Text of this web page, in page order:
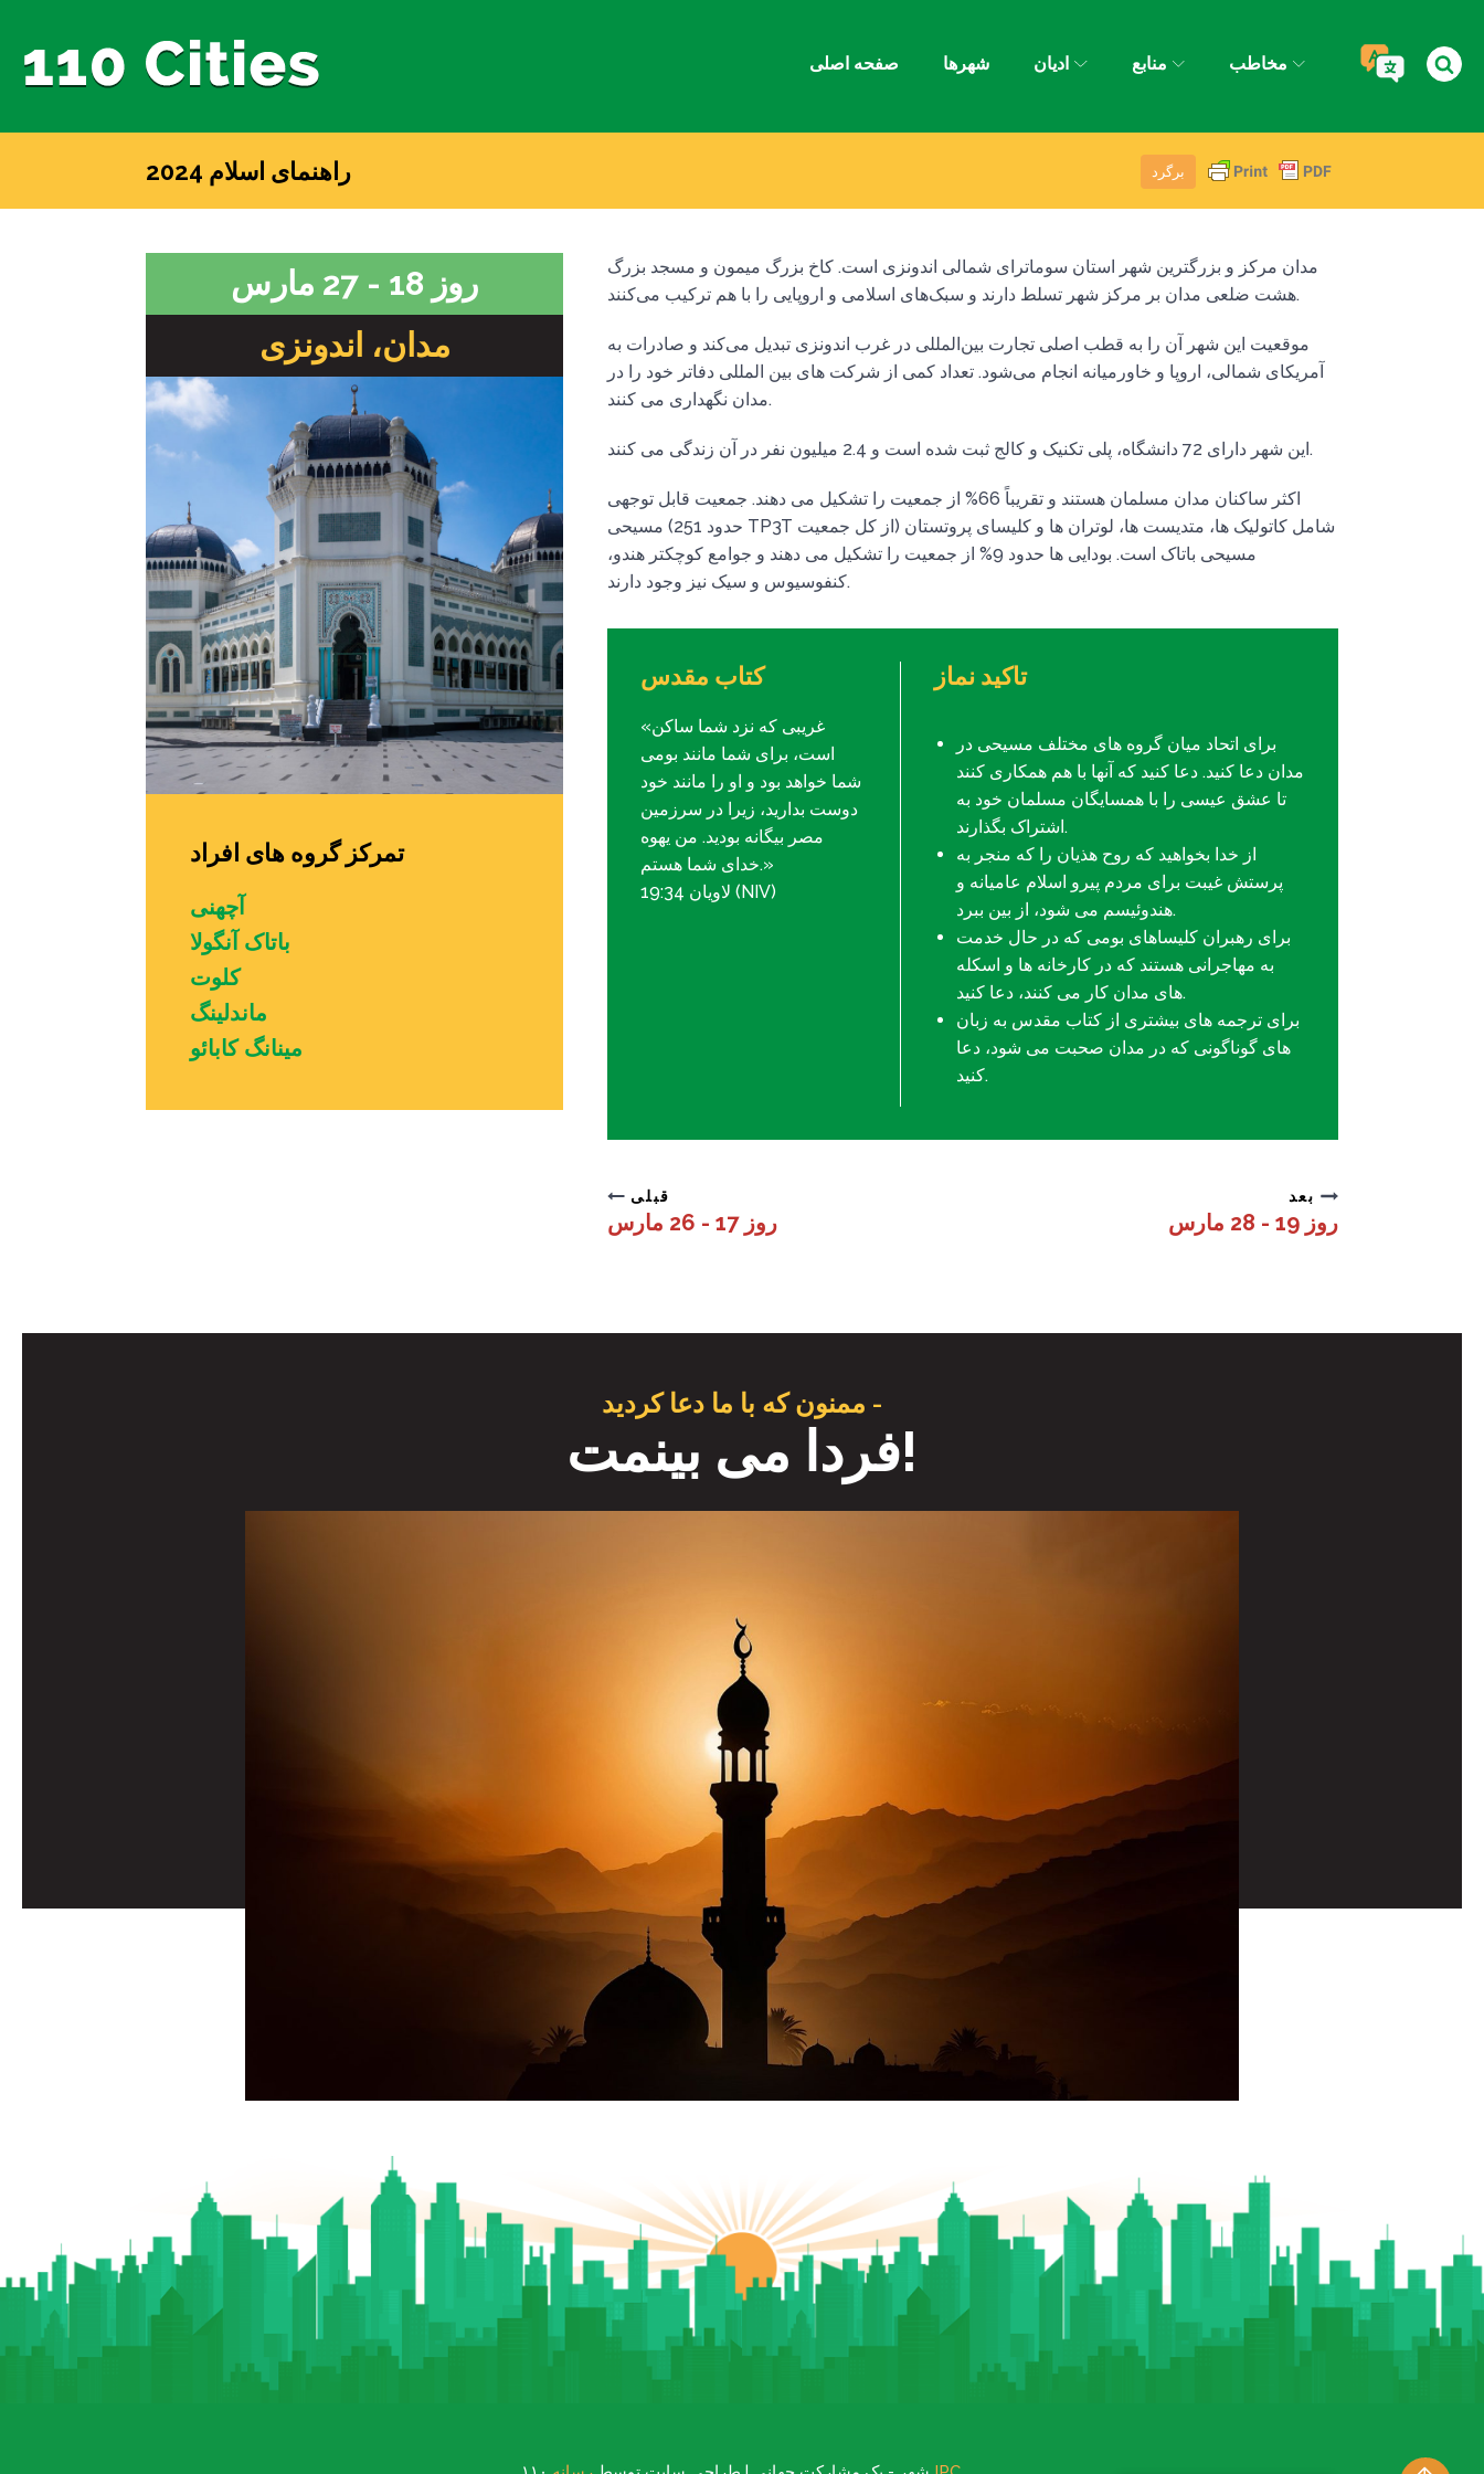
صفحه اصلی شهرها ادیان منابع مخاطب
راهنمای اسلام 2024 برگرد
روز 18 - 27 مارس
مدان، اندونزی
تمرکز گروه های افراد
آچهنی
باتاک آنگولا
کلوت
ماندلینگ
مینانگ کابائو
مدان مرکز و بزرگترین شهر استان سوماترای شمالی اندونزی است. کاخ بزرگ میمون و مسجد بزرگ
هشت ضلعی مدان بر مرکز شهر تسلط دارند و سبک‌های اسلامی و اروپایی را با هم ترکیب می‌کنند.
موقعیت این شهر آن را به قطب اصلی تجارت بین‌المللی در غرب اندونزی تبدیل می‌کند و صادرات به
آمریکای شمالی، اروپا و خاورمیانه انجام می‌شود. تعداد کمی از شرکت های بین المللی دفاتر خود را در
مدان نگهداری می کنند.
این شهر دارای 72 دانشگاه، پلی تکنیک و کالج ثبت شده است و 2.4 میلیون نفر در آن زندگی می کنند.
اکثر ساکنان مدان مسلمان هستند و تقریباً 66% از جمعیت را تشکیل می دهند. جمعیت قابل توجهی
مسیحی (حدود 251 TP3T از کل جمعیت) شامل کاتولیک ها، متدیست ها، لوتران ها و کلیسای پروتستان
مسیحی باتاک است. بودایی ها حدود 9% از جمعیت را تشکیل می دهند و جوامع کوچکتر هندو،
کنفوسیوس و سیک نیز وجود دارند.
کتاب مقدس
«غریبی که نزد شما ساکن
است، برای شما مانند بومی
شما خواهد بود و او را مانند خود
دوست بدارید، زیرا در سرزمین
مصر بیگانه بودید. من یهوه
خدای شما هستم.»
لاویان 19:34 (NIV)
تاکید نماز
برای اتحاد میان گروه های مختلف مسیحی در
مدان دعا کنید. دعا کنید که آنها با هم همکاری کنند
تا عشق عیسی را با همسایگان مسلمان خود به
اشتراک بگذارند.
از خدا بخواهید که روح هذیان را که منجر به
پرستش غیبت برای مردم پیرو اسلام عامیانه و
هندوئیسم می شود، از بین ببرد.
برای رهبران کلیساهای بومی که در حال خدمت
به مهاجرانی هستند که در کارخانه ها و اسکله
های مدان کار می کنند، دعا کنید.
برای ترجمه های بیشتری از کتاب مقدس به زبان
های گوناگونی که در مدان صحبت می شود، دعا
کنید.
قبلی
روز 17 - 26 مارس
بعد
روز 19 - 28 مارس
ممنون که با ما دعا کردید -
فردا می بینمت!